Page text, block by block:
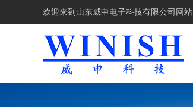
欢迎来到 山东威申电子科技有限公司网站